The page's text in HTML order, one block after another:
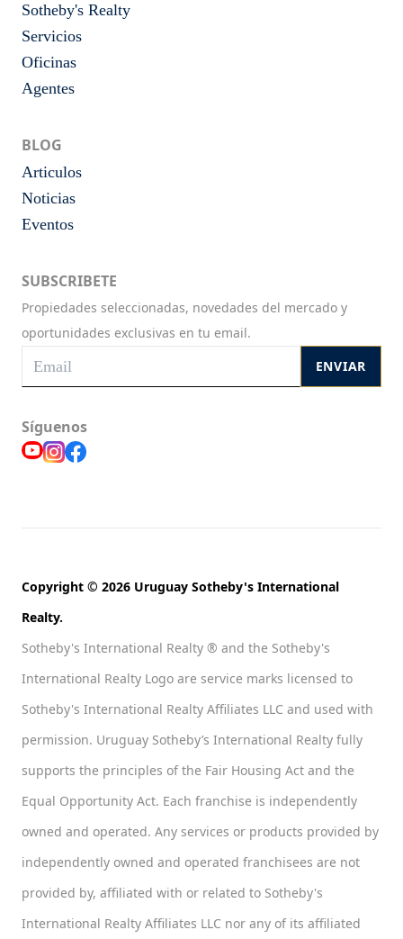
Sotheby's Realty
Servicios
Oficinas
Agentes
BLOG
Articulos
Noticias
Eventos
SUBSCRIBETE
Propiedades seleccionadas, novedades del mercado y
oportunidades exclusivas en tu email.
ENVIAR
Síguenos
Copyright © 2026 Uruguay Sotheby's International
Realty.
Sotheby's International Realty ® and the Sotheby's
International Realty Logo are service marks licensed to
Sotheby's International Realty Affiliates LLC and used with
permission. Uruguay Sotheby’s International Realty fully
supports the principles of the Fair Housing Act and the
Equal Opportunity Act. Each franchise is independently
owned and operated. Any services or products provided by
independently owned and operated franchisees are not
provided by, affiliated with or related to Sotheby's
International Realty Affiliates LLC nor any of its affiliated